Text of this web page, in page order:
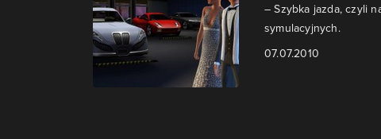
– Szybka jazda, czyli
symulacyjnych.
07.07.2010